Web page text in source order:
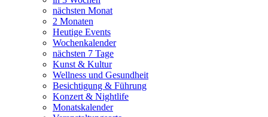
nächsten Monat
2 Monaten
Heutige Events
Wochenkalender
nächsten 7 Tage
Kunst & Kultur
Wellness und Gesundheit
Besichtigung & Führung
Konzert & Nightlife
Monatskalender